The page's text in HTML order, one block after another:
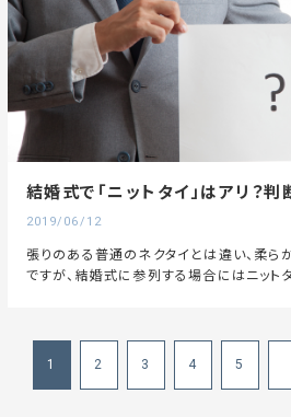
結婚式で「ニットタイ」はアリ？
2019/06/12
張りのある普通のネクタイとは違い、柔ら
ですが、結婚式に参列する場合にはニット
1 2 3 4 5